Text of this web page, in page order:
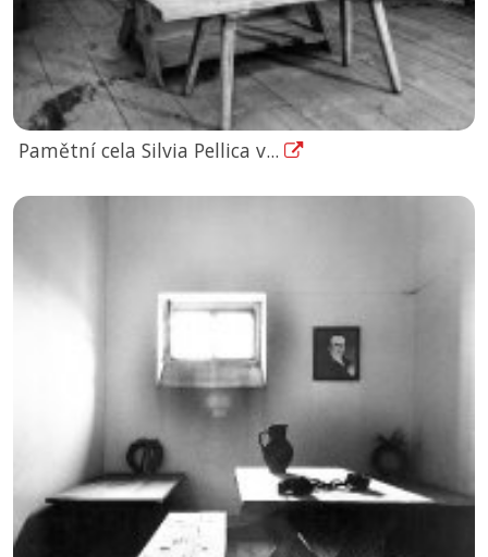
Pamětní cela Silvia Pellica v...